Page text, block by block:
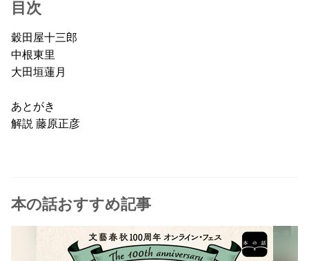
目次
穀田屋十三郎
中根東里
大田垣蓮月
あとがき
解説 藤原正彦
本の話おすすめ記事